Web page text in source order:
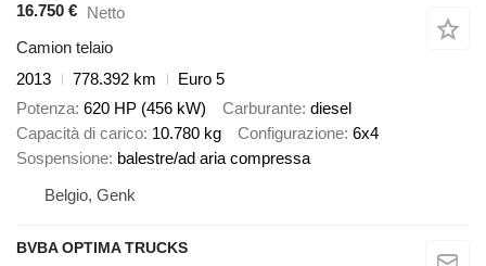
16.750 € Netto
Camion telaio
2013
778.392 km
Euro 5
Potenza 620 HP (456 kW) Carburante diesel
Capacità di carico 10.780 kg Configurazione 6x4
Sospensione balestre/ad aria compressa
Belgio, Genk
BVBA OPTIMA TRUCKS